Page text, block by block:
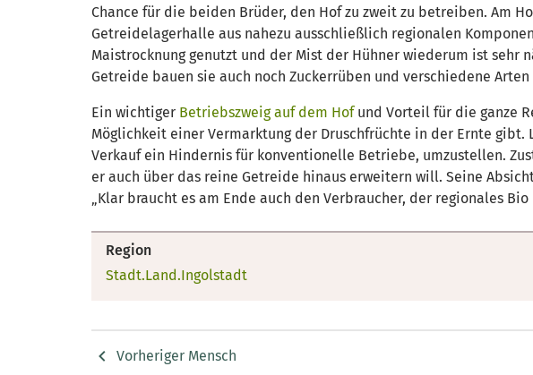
Chance für die beiden Brüder, den Hof zu zweit zu betreiben. Am
Getreidelagerhalle aus nahezu ausschließlich regionalen
Maistrocknung genutzt und der Mist der Hühner wiederum ist
Getreide bauen sie auch noch Zuckerrüben und verschiedene
Ein wichtiger Betriebszweig auf dem Hofund Vorteil für die ganze
Möglichkeit einer Vermarktung der Druschfrüchte in der Ernte
Verkauf ein Hindernis für konventionelle Betriebe, umzustellen.
er auch über das reine Getreide hinaus erweitern will. Seine
„Klar braucht es am Ende auch den Verbraucher, der regionales
Region
Stadt.Land.Ingolstadt
Vorheriger Mensch